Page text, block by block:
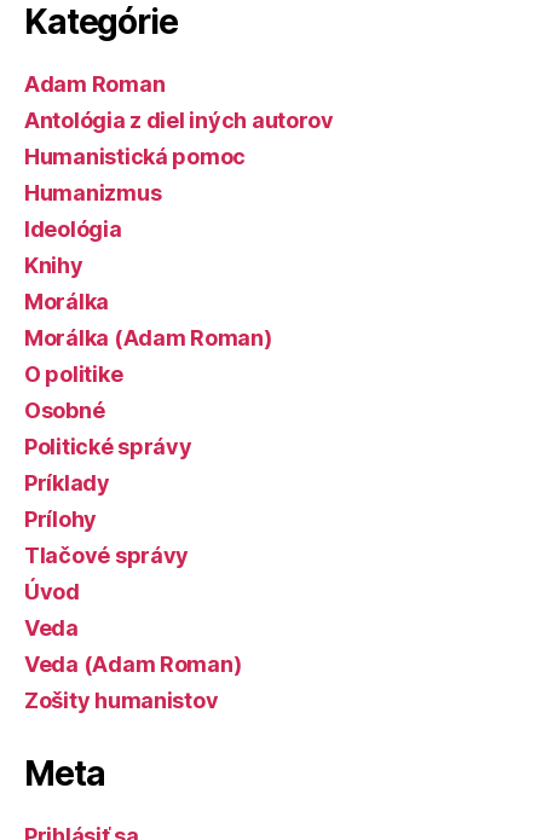
Kategórie
Adam Roman
Antológia z diel iných autorov
Humanistická pomoc
Humanizmus
Ideológia
Knihy
Morálka
Morálka (Adam Roman)
O politike
Osobné
Politické správy
Príklady
Prílohy
Tlačové správy
Úvod
Veda
Veda (Adam Roman)
Zošity humanistov
Meta